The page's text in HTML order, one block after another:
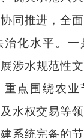
同推进，全
治化水平。一
涉水规范性
重点围绕农业
水权交易等
系统完备的